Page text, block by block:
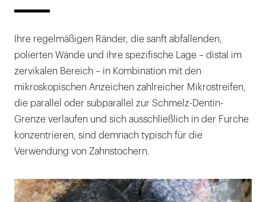
Ihre regelmäßigen Ränder, die sanft abfallenden,
polierten Wände und ihre spezifische Lage – distal im
zervikalen Bereich – in Kombination mit den
mikroskopischen Anzeichen zahlreicher Mikrostreifen,
die parallel oder subparallel zur Schmelz-Dentin-
Grenze verlaufen und sich ausschließlich in der Furche
konzentrieren, sind demnach typisch für die
Verwendung von Zahnstochern.